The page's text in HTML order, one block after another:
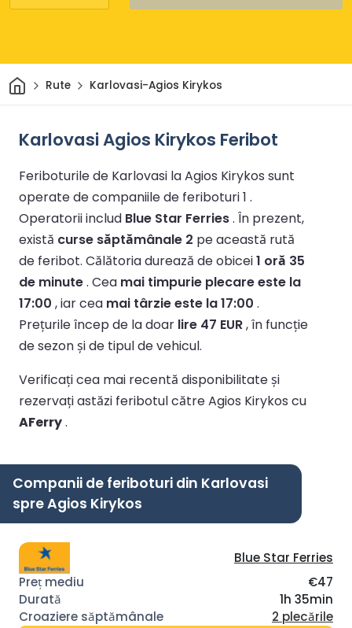
AcasăRute Karlovasi-Agios Kirykos
Karlovasi Agios Kirykos Feribot
Feriboturile de Karlovasi la Agios Kirykos sunt
operate de companiile de feriboturi 1 .
Operatorii includ Blue Star Ferries. În prezent,
există curse săptămânale 2 pe această rută
de feribot. Călătoria durează de obicei1 oră 35
de minute. Cea mai timpurie plecare este la
17:00 , iar cea mai târzie este la 17:00 .
Prețurile încep de la doar lire 47 EUR, în funcție
de sezon și de tipul de vehicul.
Verificați cea mai recentă disponibilitate și
rezervați astăzi feribotul către Agios Kirykos cu
AFerry.
Companii de feriboturi din Karlovasi
spre Agios Kirykos
Blue Star Ferries
€47
1h 35min
2 plecările